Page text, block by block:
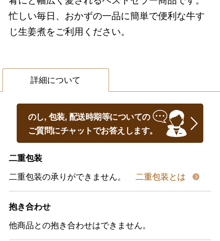
忙しい毎日、おかずの一品に簡単で便利な牛す
じ生姜煮をご利用ください。
詳細について
のし, 包装, 配送時期等についての
ご質問にチャットでお答えします。
二重包装
二重包装の承りができません。
二重包装とは
抱き合わせ
他商品との抱き合わせはできません。